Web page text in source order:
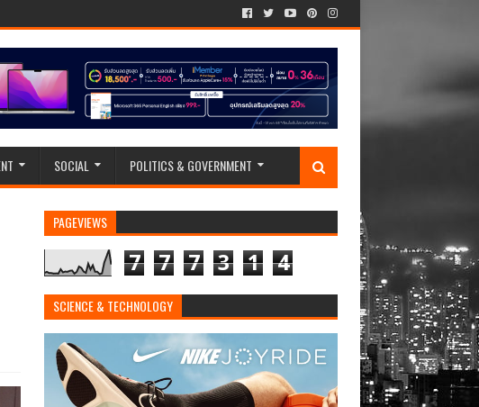
SOCIAL POLITICS & GOVERNMENT
PAGEVIEWS
7 7 7 3 1 4
SCIENCE & TECHNOLOGY